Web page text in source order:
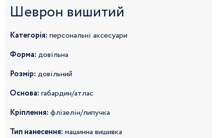
Шеврон вишитий
Категорія: персональні аксесуари
Форма: довільна
Розмір: довільний
Основа: габардин/атлас
Кріплення: флізелін/липучка
Тип нанесення: машинна вишивка